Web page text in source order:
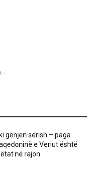
-
gënjen sërish – paga
e Veriut është
në rajon.